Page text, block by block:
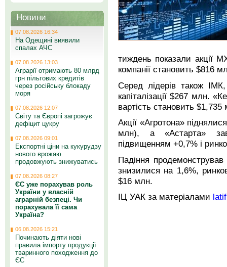
тиждень показали акції
компанії становить $816
Серед лідерів також
капіталізації $267 млн.
вартість становить
Акції «Агротона»
млн), а «Астарта»
підвищенням +0,7% і
Падіння
знизилися на 1,6%,
$16 млн.
ІЦ УАК за матеріалами
Новини
07.08.2026 16:34
На Одещині виявили
спалах АЧС
07.08.2026 13:03
Аграрії отримають 80 млрд
грн пільгових кредитів
через російську блокаду
моря
07.08.2026 12:07
Світу та Європі загрожує
дефіцит цукру
07.08.2026 09:01
Експортні ціни на кукурудзу
нового врожаю
продовжують знижуватись
07.08.2026 08:27
ЄС уже порахував роль
України у власній
аграрній безпеці. Чи
порахувала її сама
Україна?
06.08.2026 15:21
Починають діяти нові
правила імпорту продукції
тваринного походження до
ЄС